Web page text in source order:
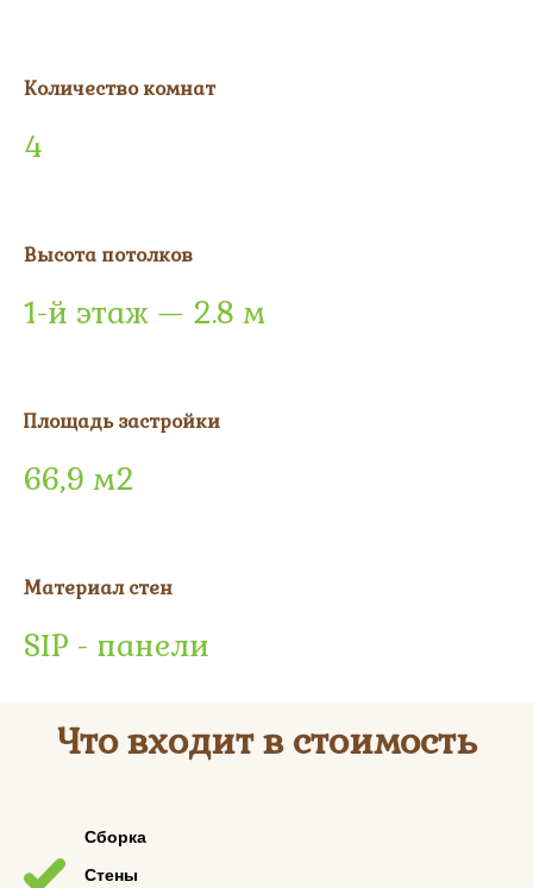
Количество комнат
4
Высота потолков
1-й этаж — 2.8 м
Площадь застройки
66,9 м2
Материал стен
SIP - панели
Что входит в стоимость
Сборка
Стены